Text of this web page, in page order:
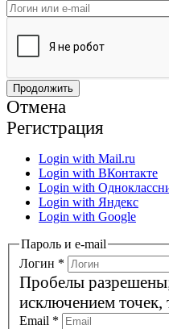
Отмена
Регистрация
Login with Mail.ru
Login with ВКонтакте
Login with
Login with Яндекс
Login with Google
Пароль и e-mail
Логин *
Пробелы
исключением точек,
Email *